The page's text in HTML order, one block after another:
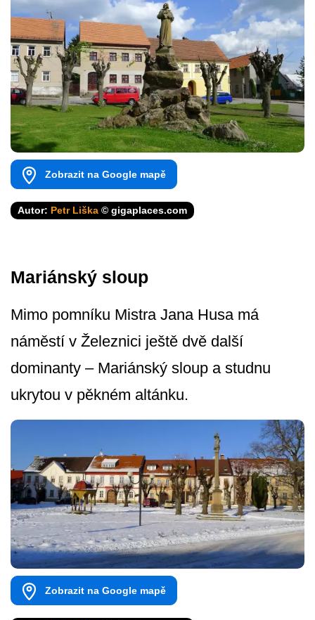
Zobrazit na Google mapě
Autor: Petr Liška © gigaplaces.com
Mariánský sloup
Mimo pomníku Mistra Jana Husa má
náměstí v Železnici ještě dvě další
dominanty – Mariánský sloup a studnu
ukrytou v pěkném altánku.
Zobrazit na Google mapě